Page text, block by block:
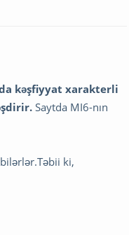
kəşfiyyat xarakterli
Saytda MI6-nın
ki,